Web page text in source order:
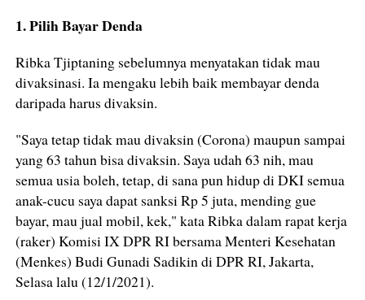
1. Pilih Bayar Denda
Ribka Tjiptaning sebelumnya menyatakan tidak mau
divaksinasi. Ia mengaku lebih baik membayar denda
daripada harus divaksin.
"Saya tetap tidak mau divaksin (Corona) maupun sampai
yang 63 tahun bisa divaksin. Saya udah 63 nih, mau
semua usia boleh, tetap, di sana pun hidup di DKI semua
anak-cucu saya dapat sanksi Rp 5 juta, mending gue
bayar, mau jual mobil, kek," kata Ribka dalam rapat kerja
(raker) Komisi IX DPR RI bersama Menteri Kesehatan
(Menkes) Budi Gunadi Sadikin di DPR RI, Jakarta,
Selasa lalu (12/1/2021).